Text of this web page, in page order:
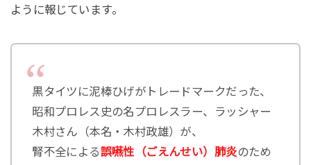
ように報じています。
黒タイツに泥棒ひげがトレードマークだった、
昭和プロレス史の名プロレスラー、ラッシャー
木村さん（本名・木村政雄）が、
腎不全による誤嚥性（ごえんせい）肺炎のため